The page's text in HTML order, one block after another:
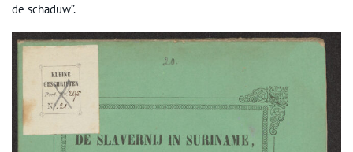
de schaduw”.